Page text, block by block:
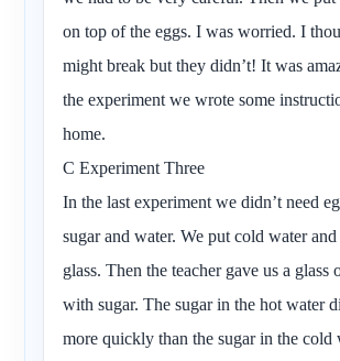
on top of the eggs. I was worried. I
might break but they didn’t! It was
the experiment we wrote some
home.
C Experiment Three
In the last experiment we didn’t need
sugar and water. We put cold water
glass. Then the teacher gave us a glass
with sugar. The sugar in the hot water
more quickly than the sugar in the cold